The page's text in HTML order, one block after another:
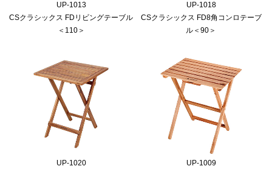
UP-1013
CSクラシックス FDリビングテーブル
＜110＞
UP-1018
CSクラシックス FD8角コンロテーブ
ル＜90＞
UP-1020
UP-1009